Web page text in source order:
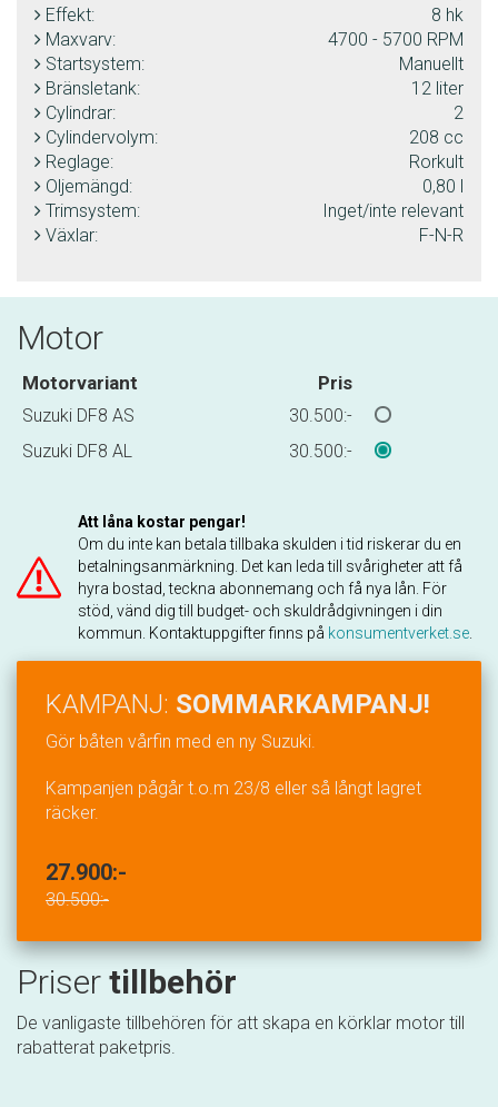
Effekt:
8 hk
Maxvarv:
4700 - 5700 RPM
Startsystem:
Manuellt
Bränsletank:
12 liter
Cylindrar:
2
Cylindervolym:
208 cc
Reglage:
Rorkult
Oljemängd:
0,80 l
Trimsystem:
Inget/inte relevant
Växlar:
F-N-R
Motor
Motorvariant Pris
Suzuki DF8 AS
30.500:-
Suzuki DF8 AL
30.500:-
Att låna kostar pengar!
Om du inte kan betala tillbaka skulden i tid riskerar du en
betalningsanmärkning. Det kan leda till svårigheter att få
hyra bostad, teckna abonnemang och få nya lån. För
stöd, vänd dig till budget- och skuldrådgivningen i din
kommun. Kontaktuppgifter finns på konsumentverket.se
KAMPANJ: SOMMARKAMPANJ!
Gör båten vårfin med en ny Suzuki.
Kampanjen pågår t.o.m 23/8 eller så långt lagret
räcker.
27.900:-
30.500:-
Priser tillbehör
De vanligaste tillbehören för att skapa en körklar motor till
rabatterat paketpris.